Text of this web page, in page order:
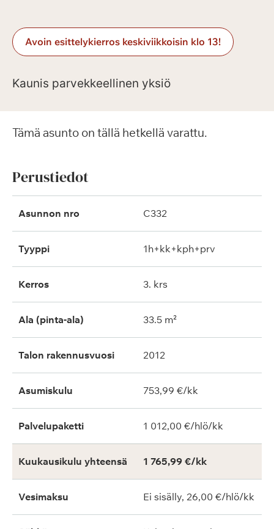
Avoin esittelykierros keskiviikkoisin klo 13!
Kaunis parvekkeellinen yksiö
Tämä asunto on tällä hetkellä varattu.
Perustiedot
Asunnon nro C332
Tyyppi 1h+kk+kph+prv
Kerros 3. krs
Ala (pinta-ala) 33.5 m²
Talon rakennusvuosi 2012
Asumiskulu 753,99 €/kk
Palvelupaketti 1 012,00 €/hlö/kk
Kuukausikulu yhteensä 1 765,99 €/kk
Vesimaksu Ei sisälly, 26,00 €/hlö/kk